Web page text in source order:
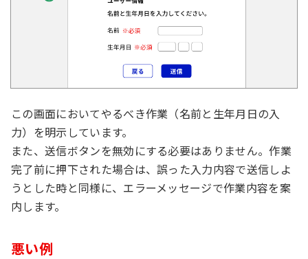
この画面においてやるべき作業（名前と生年月日の入
力）を明示しています。
また、送信ボタンを無効にする必要はありません。作業
完了前に押下された場合は、誤った入力内容で送信しよ
うとした時と同様に、エラーメッセージで作業内容を案
内します。
悪い例